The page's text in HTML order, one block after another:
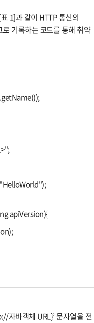
1]과 같이 HTTP 통신의
기록하는 코드를 통해 취약
apiVersion){
자바객체 URL}’ 문자열을 전